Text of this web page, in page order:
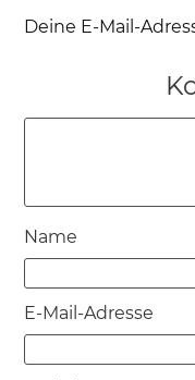
Deine E-Mail-
Name
E-Mail-Adresse